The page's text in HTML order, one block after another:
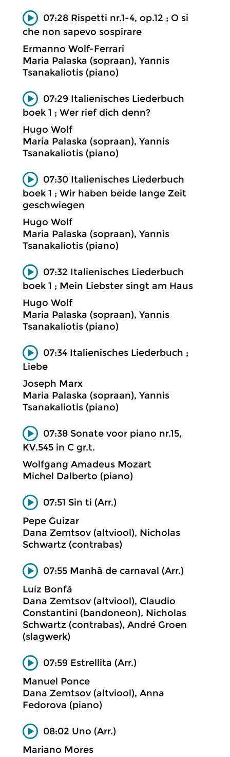
07:28 Rispetti nr.1-4, op.12 ; O si
che non sapevo sospirare
Ermanno Wolf-Ferrari
Maria Palaska (sopraan), Yannis
Tsanakaliotis (piano)
07:29 Italienisches Liederbuch
boek 1 ; Wer rief dich denn?
Hugo Wolf
Maria Palaska (sopraan), Yannis
Tsanakaliotis (piano)
07:30 Italienisches Liederbuch
boek 1 ; Wir haben beide lange Zeit
geschwiegen
Hugo Wolf
Maria Palaska (sopraan), Yannis
Tsanakaliotis (piano)
07:32 Italienisches Liederbuch
boek 1 ; Mein Liebster singt am Haus
Hugo Wolf
Maria Palaska (sopraan), Yannis
Tsanakaliotis (piano)
07:34 Italienisches Liederbuch ;
Liebe
Joseph Marx
Maria Palaska (sopraan), Yannis
Tsanakaliotis (piano)
07:38 Sonate voor piano nr.15,
KV.545 in C gr.t.
Wolfgang Amadeus Mozart
Michel Dalberto (piano)
07:51 Sin ti (Arr.)
Pepe Guizar
Dana Zemtsov (altviool), Nicholas
Schwartz (contrabas)
07:55 Manhã de carnaval (Arr.)
Luiz Bonfá
Dana Zemtsov (altviool), Claudio
Constantini (bandoneon), Nicholas
Schwartz (contrabas), André Groen
(slagwerk)
07:59 Estrellita (Arr.)
Manuel Ponce
Dana Zemtsov (altviool), Anna
Fedorova (piano)
08:02 Uno (Arr.)
Mariano Mores